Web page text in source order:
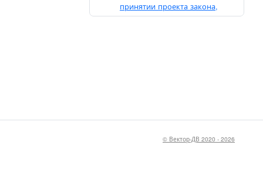
принятии проекта закона,
© Вектор-ДВ 2020 - 2026